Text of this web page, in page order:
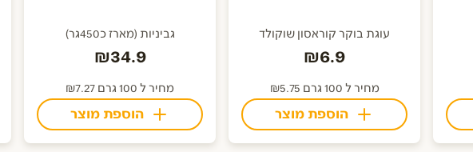
עוגת בוקר קוראסון שוקולד
₪6.9
מחיר ל 100 גרם ₪5.75
הוספת מוצר
גביניות (מארז כ450גר)
₪34.9
מחיר ל 100 גרם ₪7.27
הוספת מוצר